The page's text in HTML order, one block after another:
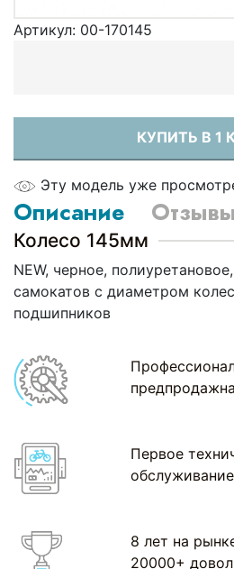
Артикул: 00-170145
КУПИТЬ В 1
Эту модель уже
Описание Отзывы
Колесо 145мм
NEW, черное,
самокатов с диаметром
подшипников
Первое
8 лет на
20000+